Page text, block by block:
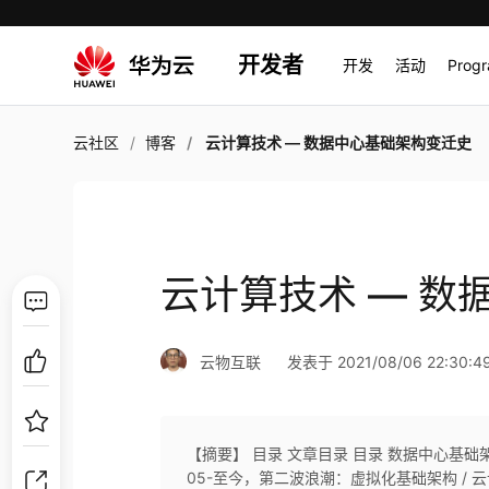
开发者 开发 活动
云社区 博客 云计算技术 — 数据中心基础架构变迁史
云计算技术 — 数
云物互联 发表于 2021/08/06
【摘要】 目录 文章目录 目录 数据中心基
05-至今，第二波浪潮：虚拟化基础架构 /